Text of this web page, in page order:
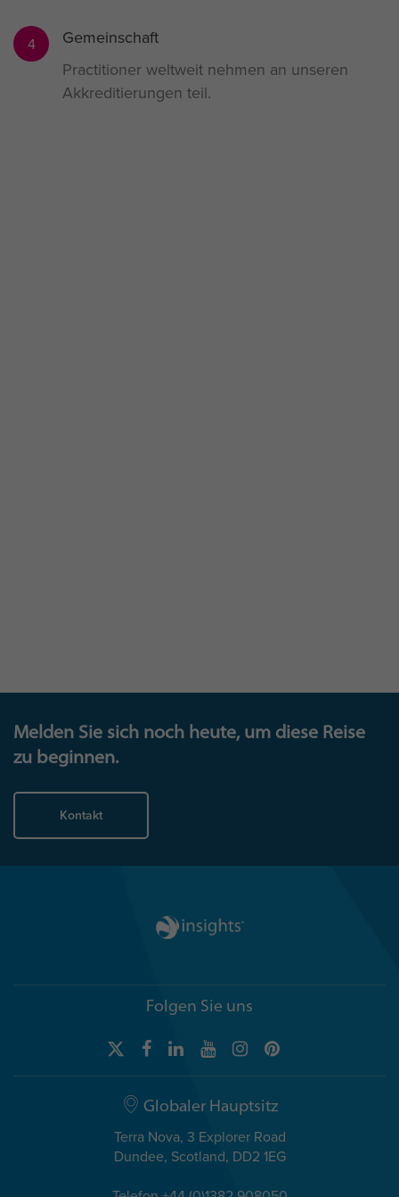
4
Gemeinschaft
Practitioner weltweit nehmen an unseren
Akkreditierungen teil.
Melden Sie sich noch heute, um diese Reise
zu beginnen.
Kontakt
Folgen Sie uns
Globaler Hauptsitz
Terra Nova, 3 Explorer Road
Dundee, Scotland, DD2 1EG